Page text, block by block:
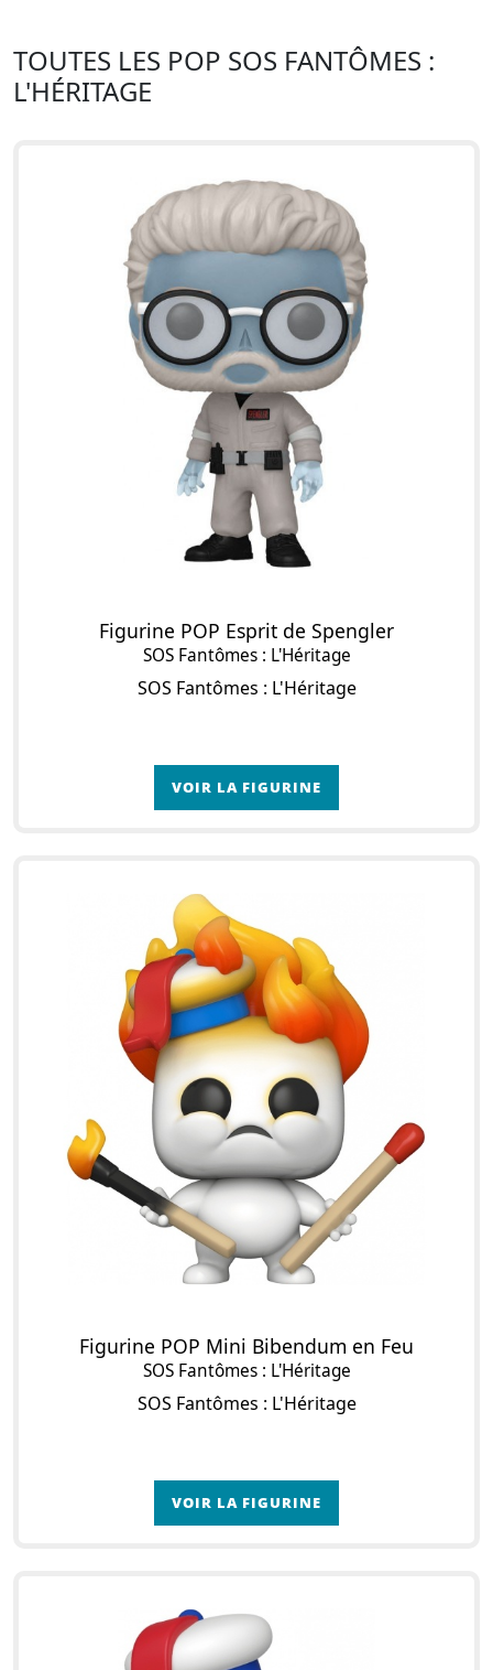
TOUTES LES POP SOS FANTÔMES :
L'HÉRITAGE
Figurine POP Esprit de Spengler
SOS Fantômes : L'Héritage
SOS Fantômes : L'Héritage
VOIR LA FIGURINE
Figurine POP Mini Bibendum en Feu
SOS Fantômes : L'Héritage
SOS Fantômes : L'Héritage
VOIR LA FIGURINE